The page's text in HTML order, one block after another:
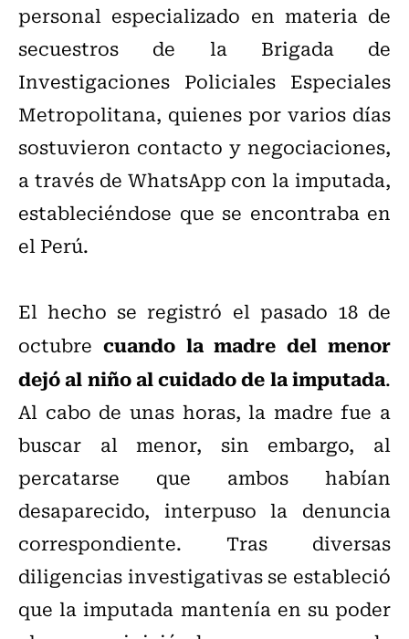
personal especializado en materia de
secuestros de la Brigada de
Investigaciones Policiales Especiales
Metropolitana, quienes por varios días
sostuvieron contacto y negociaciones,
a través de WhatsApp con la imputada,
estableciéndose que se encontraba en
el Perú.
El hecho se registró el pasado 18 de
octubre cuando la madre del menor
dejó al niño al cuidado de la imputada.
Al cabo de unas horas, la madre fue a
buscar al menor, sin embargo, al
percatarse que ambos habían
desaparecido, interpuso la denuncia
correspondiente. Tras diversas
diligencias investigativas se estableció
que la imputada mantenía en su poder